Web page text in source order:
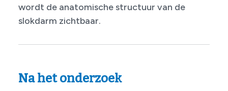
wordt de anatomische structuur van de
slokdarm zichtbaar.
Na het onderzoek